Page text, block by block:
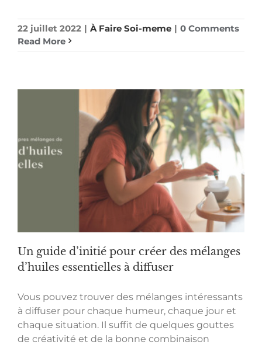
22 juillet 2022 | À Faire Soi-meme | 0 Comments
Read More
Un guide d’initié pour créer des mélanges
d’huiles essentielles à diffuser
Vous pouvez trouver des mélanges intéressants
à diffuser pour chaque humeur, chaque jour et
chaque situation. Il suffit de quelques gouttes
de créativité et de la bonne combinaison